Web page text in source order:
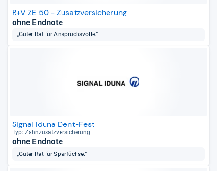
R+V ZE 50 - Zusatzversicherung
ohne Endnote
„Guter Rat für Anspruchsvolle.“
Signal Iduna Dent-Fest
Typ: Zahn­zu­satz­ver­si­che­rung
ohne Endnote
„Guter Rat für Sparfüchse.“